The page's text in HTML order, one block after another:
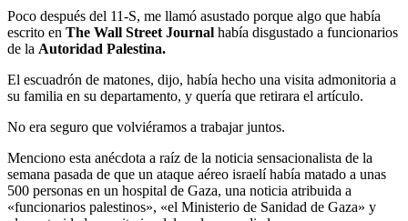
Poco después del 11-S, me llamó asustado porque algo que había
escrito en The Wall Street Journal había disgustado a funcionarios
de la Autoridad Palestina.
El escuadrón de matones, dijo, había hecho una visita admonitoria a
su familia en su departamento, y quería que retirara el artículo.
No era seguro que volviéramos a trabajar juntos.
Menciono esta anécdota a raíz de la noticia sensacionalista de la
semana pasada de que un ataque aéreo israelí había matado a unas
500 personas en un hospital de Gaza, una noticia atribuida a
«funcionarios palestinos», «el Ministerio de Sanidad de Gaza» y